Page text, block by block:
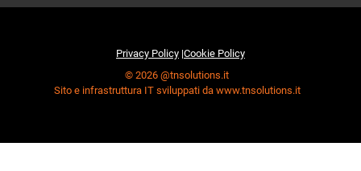
Privacy Policy |Cookie Policy
© 2026 @tnsolutions.it
Sito e infrastruttura IT sviluppati da www.tnsolutions.it